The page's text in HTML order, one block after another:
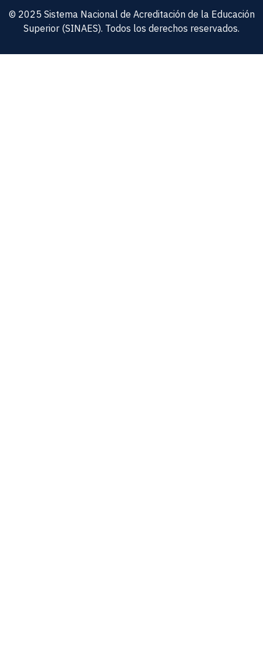
© 2025 Sistema Nacional de Acreditación de la Educación
Superior (SINAES). Todos los derechos reservados.